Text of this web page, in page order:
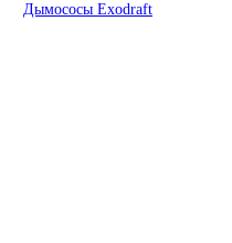
Дымососы Exodraft